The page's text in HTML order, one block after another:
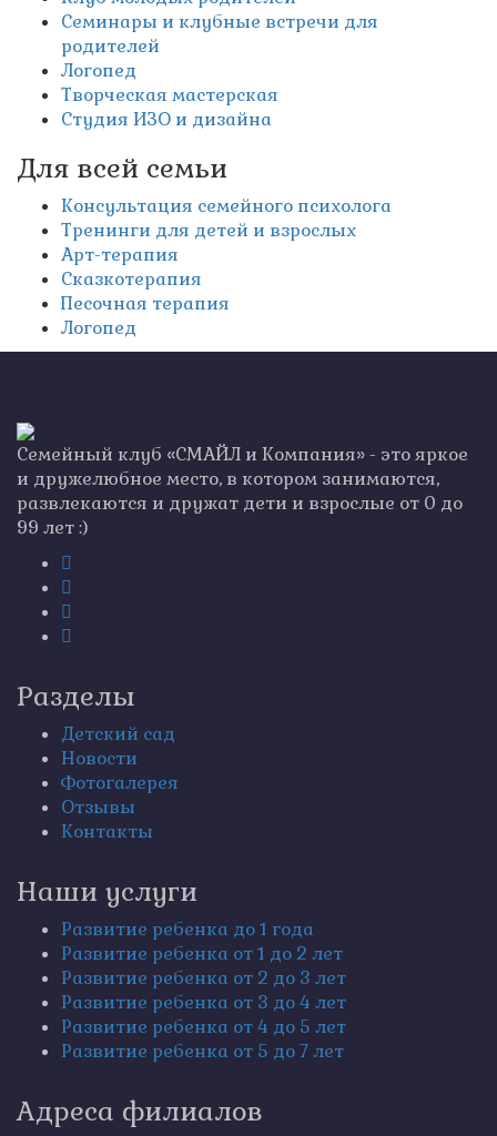
Семинары и клубные встречи для
родителей
Логопед
Творческая мастерская
Студия ИЗО и дизайна
Для всей семьи
Консультация семейного психолога
Тренинги для детей и взрослых
Арт-терапия
Сказкотерапия
Песочная терапия
Логопед
Семейный клуб «СМАЙЛ и Компания» - это яркое
и дружелюбное место, в котором занимаются,
развлекаются и дружат дети и взрослые от 0 до
99 лет :)
Разделы
Детский сад
Новости
Фотогалерея
Отзывы
Контакты
Наши услуги
Развитие ребенка до 1 года
Развитие ребенка от 1 до 2 лет
Развитие ребенка от 2 до 3 лет
Развитие ребенка от 3 до 4 лет
Развитие ребенка от 4 до 5 лет
Развитие ребенка от 5 до 7 лет
Адреса филиалов